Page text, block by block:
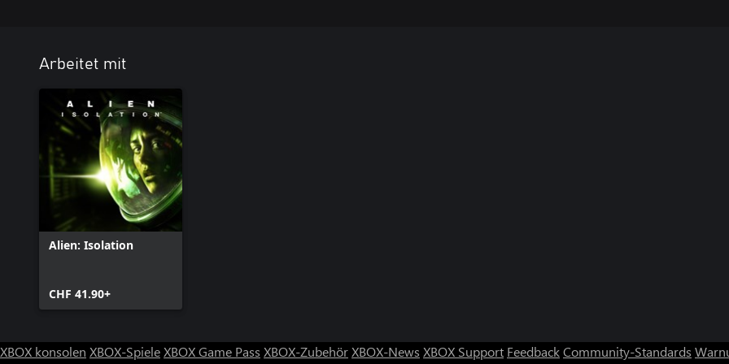
Arbeitet mit
Alien: Isolation
CHF 41.90+
XBOX konsolen XBOX-SpieleXBOX Game Pass XBOX-ZubehörXBOX-News XBOX Support FeedbackCommunity-Standards